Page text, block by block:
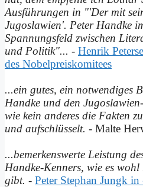
Ausführungen in "'Der mit
Jugoslawien'. Peter Handke
Spannungsfeld zwischen
und Politik"... - Henrik
des Nobelpreiskomitees
...ein gutes, ein notwendiges
Handke und den
wie kein anderes die Fakten
und auf­schlüsselt. - Malte
...bemerkenswerte Leistung
Handke-Kenners, wie es
gibt. - Peter Stephan Jungk